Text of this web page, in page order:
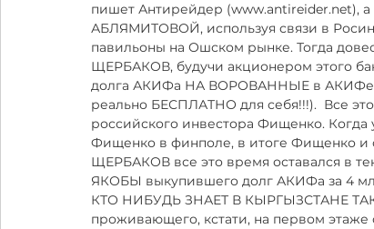
пишет Антирейдер (www.antireider.net),
АБЛЯМИТОВОЙ, используя связи в
павильоны на Ошском рынке. Тогда
ЩЕРБАКОВ, будучи акционером этого
долга АКИФа НА ВОРОВАННЫЕ в АКИФе и
реально БЕСПЛАТНО для себя!!!).  Все это
российского инвестора Фищенко. Когда
Фищенко в финполе, в итоге Фищенко и
ЩЕРБАКОВ все это время оставался в
ЯКОБЫ выкупившего долг АКИФа за 4
КТО НИБУДЬ ЗНАЕТ В КЫРГЫЗСТАНЕ
проживающего, кстати, на первом